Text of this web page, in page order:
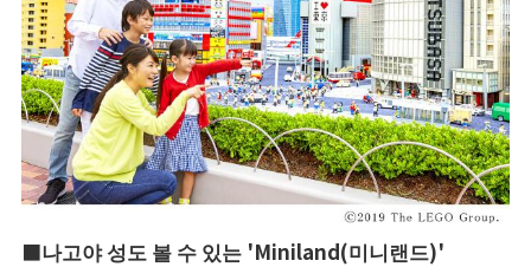
■나고야 성도 볼 수 있는 'Miniland(미니랜드)'